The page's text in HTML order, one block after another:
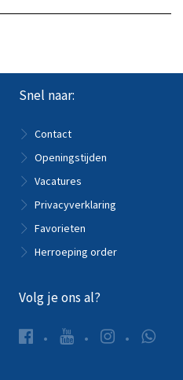
Snel naar:
Contact
Openingstijden
Vacatures
Privacyverklaring
Favorieten
Herroeping order
Volg je ons al?